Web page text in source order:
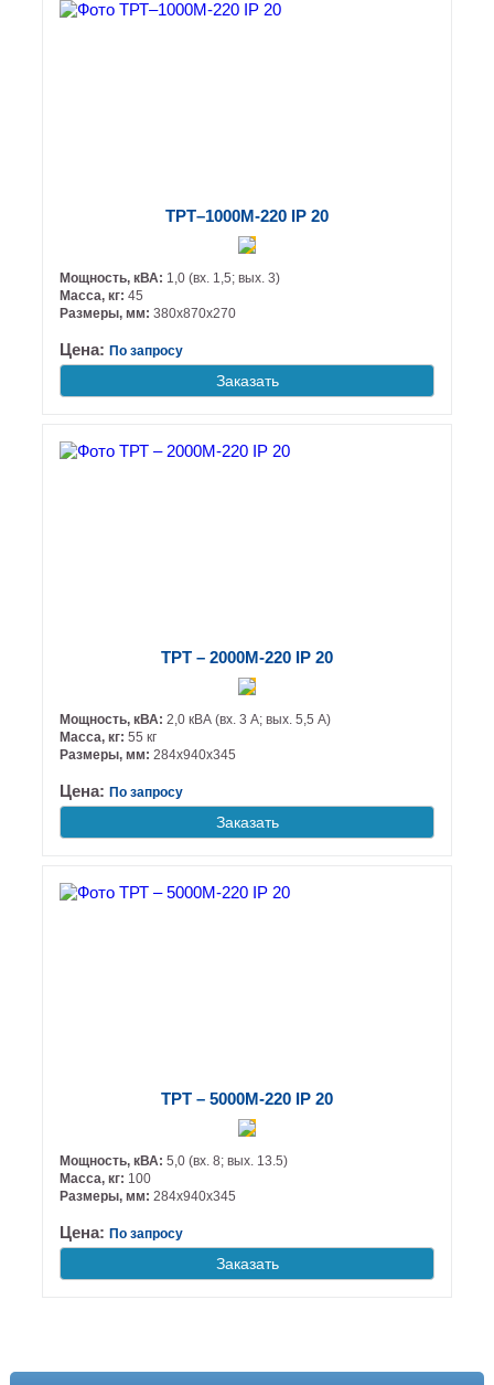
ТРТ–1000М-220 IP 20
Мощность, кВА: 1,0 (вх. 1,5; вых. 3)
Масса, кг: 45
Размеры, мм: 380х870х270
Цена: По запросу
Заказать
ТРТ – 2000М-220 IP 20
Мощность, кВА: 2,0 кВА (вх. 3 А; вых. 5,5 А)
Масса, кг: 55 кг
Размеры, мм: 284х940х345
Цена: По запросу
Заказать
ТРТ – 5000М-220 IP 20
Мощность, кВА: 5,0 (вх. 8; вых. 13.5)
Масса, кг: 100
Размеры, мм: 284х940х345
Цена: По запросу
Заказать